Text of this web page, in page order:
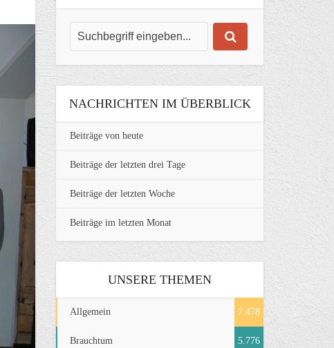
NACHRICHTEN IM ÜBERBLICK
Beiträge von heute
Beiträge der letzten drei Tage
Beiträge der letzten Woche
Beiträge im letzten Monat
UNSERE THEMEN
Allgemein 7.478
Brauchtum 5.776